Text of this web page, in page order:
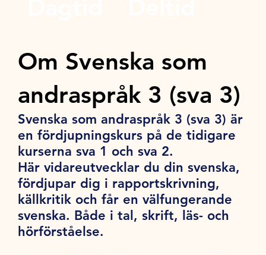
Om Svenska som
andraspråk 3 (sva 3)
Svenska som andraspråk 3 (sva 3) är
en fördjupningskurs på de tidigare
kurserna sva 1 och sva 2.
Här vidareutvecklar du din svenska,
fördjupar dig i rapportskrivning,
källkritik och får en välfungerande
svenska. Både i tal, skrift, läs- och
hörförståelse.